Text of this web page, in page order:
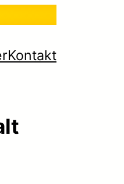
Kontakt